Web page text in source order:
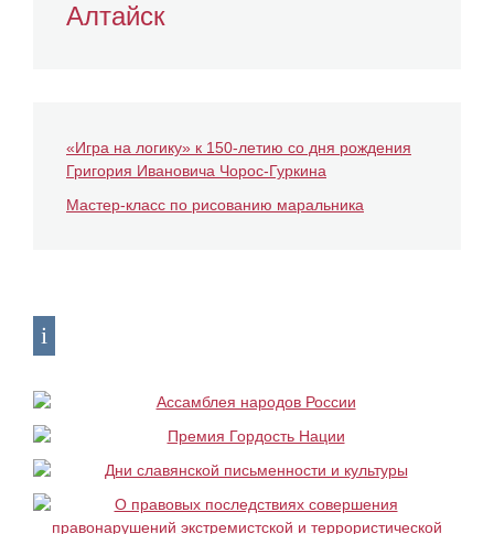
Алтайск
«Игра на логику» к 150-летию со дня рождения
Григория Ивановича Чорос-Гуркина
Мастер-класс по рисованию маральника